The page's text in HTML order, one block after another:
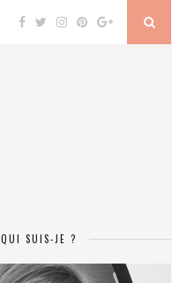
QUI SUIS-JE ?